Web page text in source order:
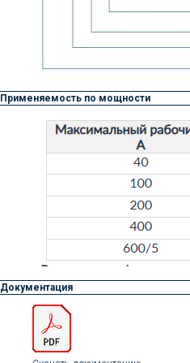
Применяемость по мощности
Документация
Доставка
силами нашей
Логистика поставок
индивидуально под заказчика,
может быть выделена в
статью расходов или включена
в стоимость оборудования